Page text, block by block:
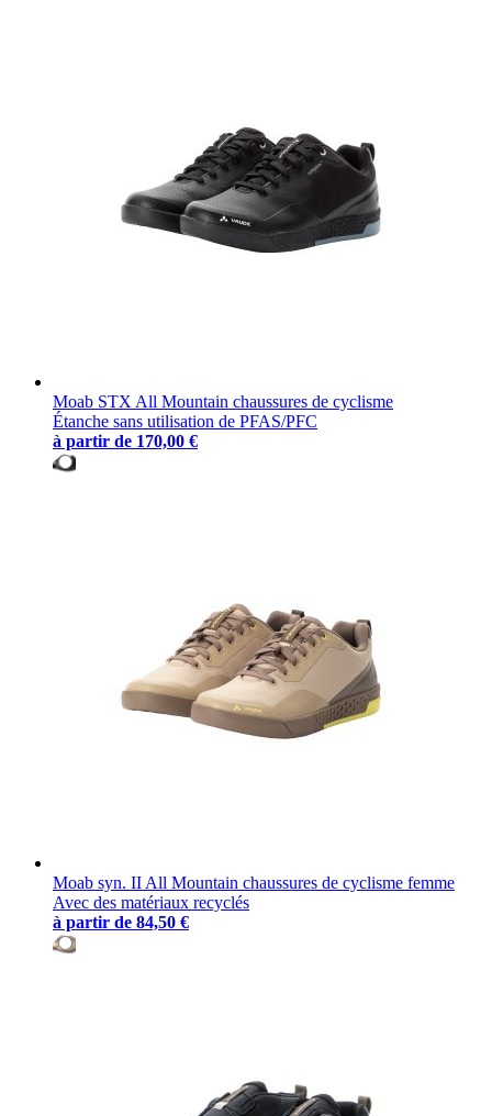
Moab STX All Mountain chaussures de cyclisme
Étanche sans utilisation de PFAS/PFC
à partir de 170,00 €
Moab syn. II All Mountain chaussures de cyclisme femme
Avec des matériaux recyclés
à partir de 84,50 €